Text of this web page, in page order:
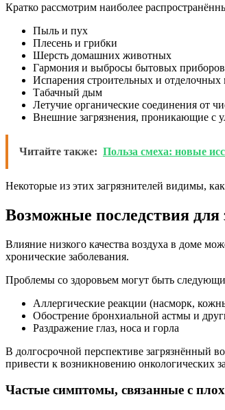
Кратко рассмотрим наиболее
Пыль и пух
Плесень и грибки
Шерсть домашних животных
Гармония и выбросы бытовых
Испарения строительных и отделочных
Табачный дым
Летучие органические соединения от
Внешние загрязнения, проникающие с
Читайте также: Польза смеха: новые
Некоторые из этих загрязнителей видимы,
Возможные последствия для
Влияние низкого качества воздуха в доме
хронические заболевания.
Проблемы со здоровьем могут быть
Аллергические реакции (насморк,
Обострение бронхиальной астмы и
Раздражение глаз, носа и горла
В долгосрочной перспективе загрязнённый
привести к возникновению онкологических
Частые симптомы, связанные с